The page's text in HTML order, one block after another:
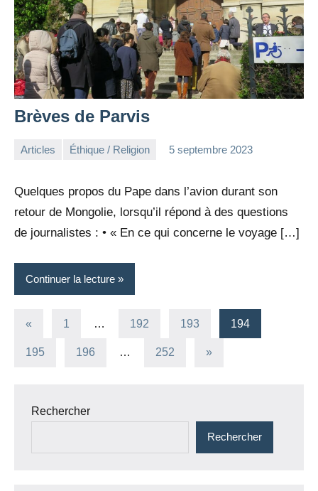
Brèves de Parvis
Articles Éthique / Religion 5 septembre 2023
Quelques propos du Pape dans l’avion durant son
retour de Mongolie, lorsqu’il répond à des questions
de journalistes : • « En ce qui concerne le voyage […]
Continuer la lecture
Pagination
des
« Publications
1 … 192 193 194
195 196 … 252
Articles
»
Rechercher
Rechercher